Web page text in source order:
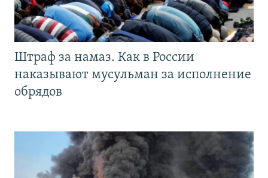
Штраф за намаз. Как в России
наказывают мусульман за исполнение
обрядов